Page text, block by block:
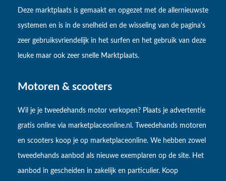
Deze marktplaats is gemaakt en opgezet met de allernieuwste
systemen en is in de snelheid en de wisseling van de pagina's
zeer gebruiksvriendelijk in het surfen en het gebruik van deze
leuke maar ook zeer snelle Marktplaats.
Motoren & scooters
Wil je je tweedehands motor verkopen? Plaats je advertentie
gratis online via marketplaceonline.nl. Tweedehands motoren
en scooters koop je op marketplaceonline. We hebben zowel
tweedehands aanbod als nieuwe exemplaren op de site. Het
aanbod in gescheiden in zakelijk en particulier. Koop